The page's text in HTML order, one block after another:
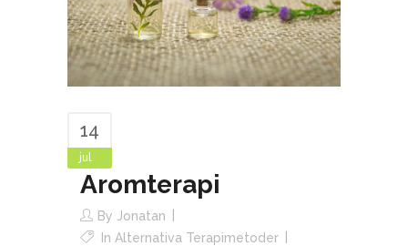
14
jul
Aromterapi
By Jonatan
In Alternativa Terapimetoder